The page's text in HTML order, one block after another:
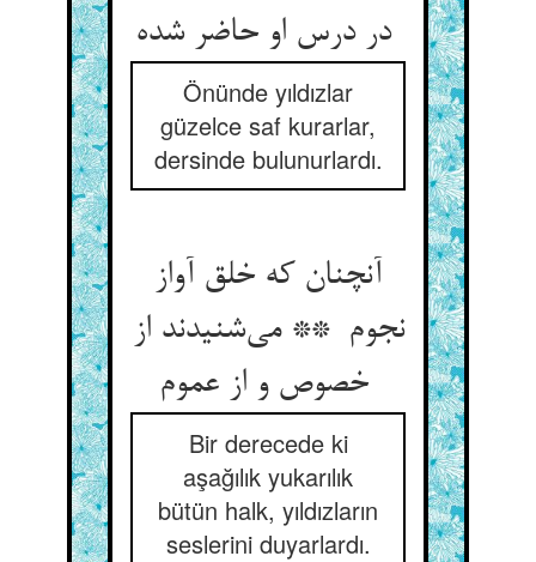
در درس او حاضر شده
Önünde yıldızlar
güzelce saf kurarlar,
dersinde bulunurlardı.
آنچنان که خلق آواز
نجوم ** می‌شنیدند از
خصوص و از عموم
Bir derecede ki
aşağılık yukarılık
bütün halk, yıldızların
seslerini duyarlardı.